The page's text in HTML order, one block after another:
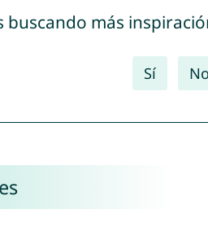
buscando más
Sí No